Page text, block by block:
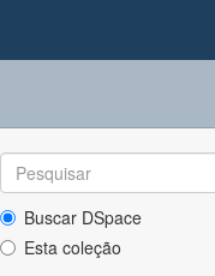
Buscar DSpace
Esta coleção